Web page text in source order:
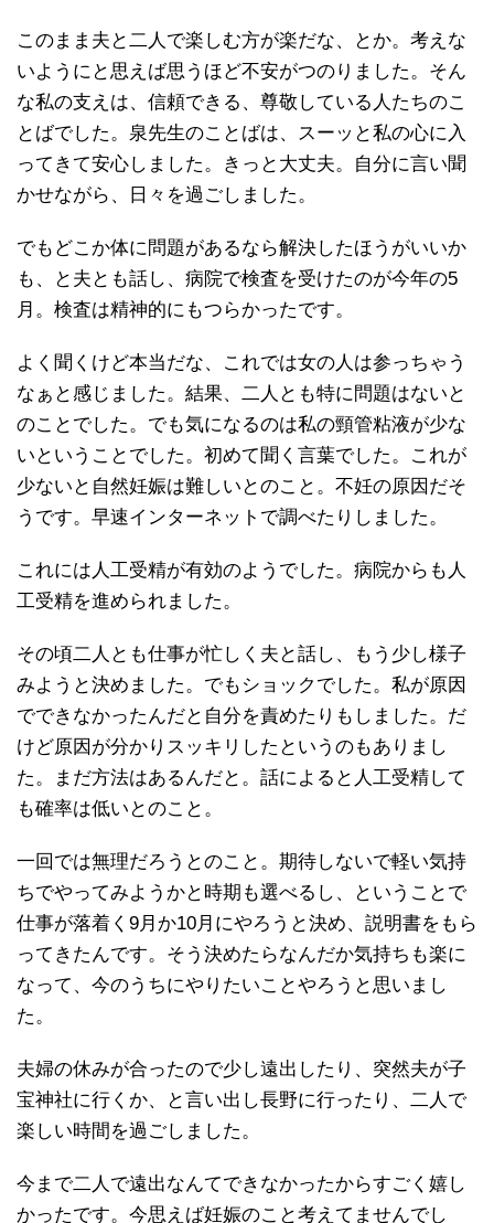
このまま夫と二人で楽しむ方が楽だな、とか。考えな
いようにと思えば思うほど不安がつのりました。そん
な私の支えは、信頼できる、尊敬している人たちのこ
とばでした。泉先生のことばは、スーッと私の心に入
ってきて安心しました。きっと大丈夫。自分に言い聞
かせながら、日々を過ごしました。
でもどこか体に問題があるなら解決したほうがいいか
も、と夫とも話し、病院で検査を受けたのが今年の5
月。検査は精神的にもつらかったです。
よく聞くけど本当だな、これでは女の人は参っちゃう
なぁと感じました。結果、二人とも特に問題はないと
のことでした。でも気になるのは私の頸管粘液が少な
いということでした。初めて聞く言葉でした。これが
少ないと自然妊娠は難しいとのこと。不妊の原因だそ
うです。早速インターネットで調べたりしました。
これには人工受精が有効のようでした。病院からも人
工受精を進められました。
その頃二人とも仕事が忙しく夫と話し、もう少し様子
みようと決めました。でもショックでした。私が原因
でできなかったんだと自分を責めたりもしました。だ
けど原因が分かりスッキリしたというのもありまし
た。まだ方法はあるんだと。話によると人工受精して
も確率は低いとのこと。
一回では無理だろうとのこと。期待しないで軽い気持
ちでやってみようかと時期も選べるし、ということで
仕事が落着く9月か10月にやろうと決め、説明書をもら
ってきたんです。そう決めたらなんだか気持ちも楽に
なって、今のうちにやりたいことやろうと思いまし
た。
夫婦の休みが合ったので少し遠出したり、突然夫が子
宝神社に行くか、と言い出し長野に行ったり、二人で
楽しい時間を過ごしました。
今まで二人で遠出なんてできなかったからすごく嬉し
かったです。今思えば妊娠のこと考えてませんでし